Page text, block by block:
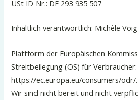
USt ID Nr.: DE 293 935 507
Inhaltlich verantwortlich: Michèle
Plattform der Europäischen
Streitbeilegung (OS) für Verbraucher:
https://ec.europa.eu/consumers/odr/.
Wir sind nicht bereit und nicht